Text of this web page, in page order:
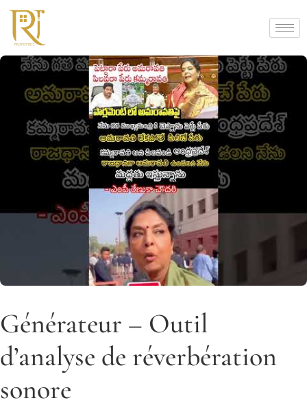
Générateur – Outil
d’analyse de réverbération
sonore